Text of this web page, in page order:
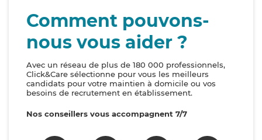
Comment pouvons-
nous vous aider ?
Avec un réseau de plus de 180 000 professionnels,
Click&Care sélectionne pour vous les meilleurs
candidats pour votre maintien à domicile ou vos
besoins de recrutement en établissement.
Nos conseillers vous accompagnent 7/7